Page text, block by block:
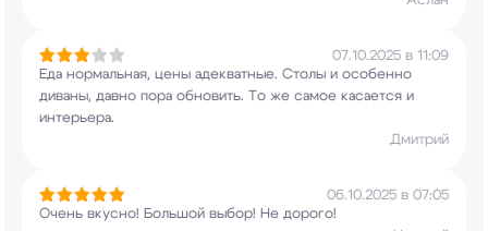
07.10.2025 в 11:09
Еда нормальная, цены адекватные. Столы и особенно
диваны, давно пора обновить. То же самое касается и
интерьера.
Дмитрий
06.10.2025 в 07:05
Очень вкусно! Большой выбор! Не дорого!